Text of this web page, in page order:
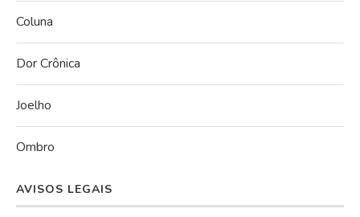
Coluna
Dor Crônica
Joelho
Ombro
AVISOS LEGAIS